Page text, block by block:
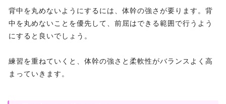
背中を丸めないようにするには、体幹の強さが要ります。背
中を丸めないことを優先して、前屈はできる範囲で行うよう
にすると良いでしょう。
練習を重ねていくと、体幹の強さと柔軟性がバランスよく高
まっていきます。